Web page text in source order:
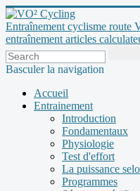
Entraînement cyclisme route
entraînement articles
Basculer la navigation
Accueil
Entrainement
Introduction
Fondamentaux
Physiologie
Test d'effort
La puissance
Programmes